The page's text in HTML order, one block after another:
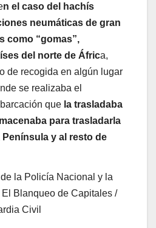
n el caso del hachís
neumáticas de gran
como “gomas”,
del norte de África,
de recogida en algún lugar
se realizaba el
que la trasladaba
para trasladarla
y al resto de
la Policía Nacional y la
Blanqueo de Capitales /
Civil